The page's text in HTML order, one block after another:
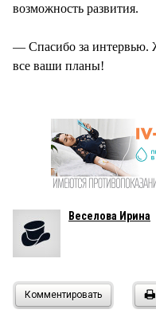
возможность развития.
— Спасибо за интервью.
все ваши планы!
Веселова Ирина
Комментировать